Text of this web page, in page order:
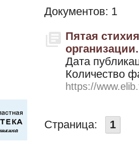
Документов: 1
Пятая
Дата
Количество
https://
Страница: 1